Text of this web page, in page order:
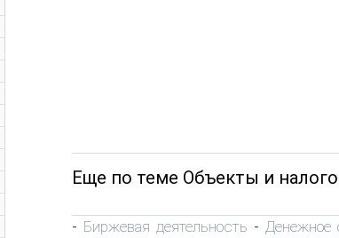
Еще по теме Объекты и
- Биржевая деятельность - Денежное